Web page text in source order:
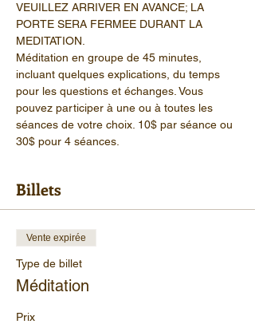
VEUILLEZ ARRIVER EN AVANCE; LA
PORTE SERA FERMEE DURANT LA
MEDITATION.
Méditation en groupe de 45 minutes,
incluant quelques explications, du temps
pour les questions et échanges. Vous
pouvez participer à une ou à toutes les
séances de votre choix. 10$ par séance ou
30$ pour 4 séances.
Billets
Vente expirée
Type de billet
Méditation
Prix